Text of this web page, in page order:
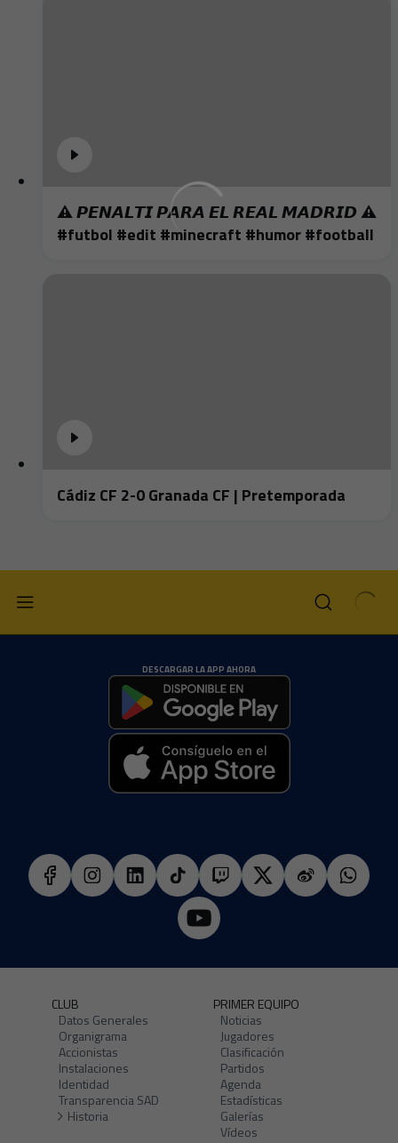
⚠️ 𝙋𝙀𝙉𝘼𝙇𝙏𝙄 𝙋𝘼𝙍𝘼 𝙀𝙇 𝙍𝙀𝘼𝙇 𝙈𝘼𝘿𝙍𝙄𝘿 ⚠️
#futbol #edit #minecraft #humor #football
Cádiz CF 2-0 Granada CF | Pretemporada
DESCARGAR LA APP AHORA
CLUB
Datos Generales
Organigrama
Accionistas
Instalaciones
Identidad
Transparencia SAD
Historia
PRIMER EQUIPO
Noticias
Jugadores
Clasificación
Partidos
Agenda
Estadísticas
Galerías
Vídeos